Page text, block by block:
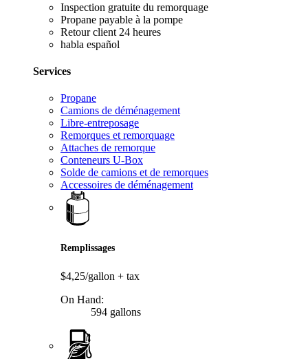
Inspection gratuite du remorquage
Propane payable à la pompe
Retour client 24 heures
habla español
Services
Propane
Camions de déménagement
Libre-entreposage
Remorques et remorquage
Attaches de remorque
Conteneurs U-Box
Solde de camions et de remorques
Accessoires de déménagement
Remplissages
$4,25/gallon + tax
On Hand:
594 gallons